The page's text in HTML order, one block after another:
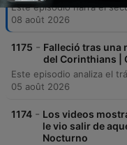
08 août 2026
1175 - Falleció tras una
del Corinthians |
05 août 2026
1174 - Los videos
le vio salir de
Nocturno